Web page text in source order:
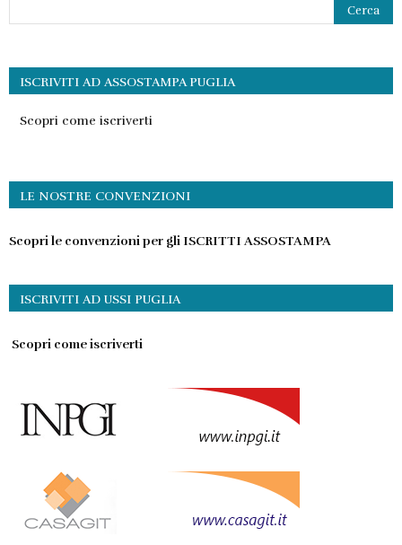
ISCRIVITI AD ASSOSTAMPA PUGLIA
Scopri come iscriverti
LE NOSTRE CONVENZIONI
Scopri le convenzioni per gli ISCRITTI ASSOSTAMPA
ISCRIVITI AD USSI PUGLIA
Scopri come iscriverti